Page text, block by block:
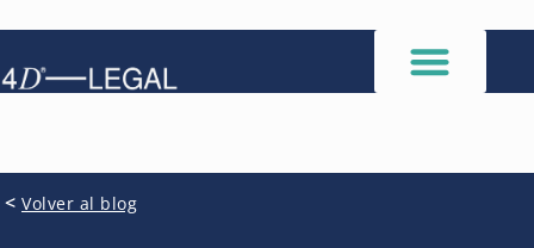
< Volver al blog